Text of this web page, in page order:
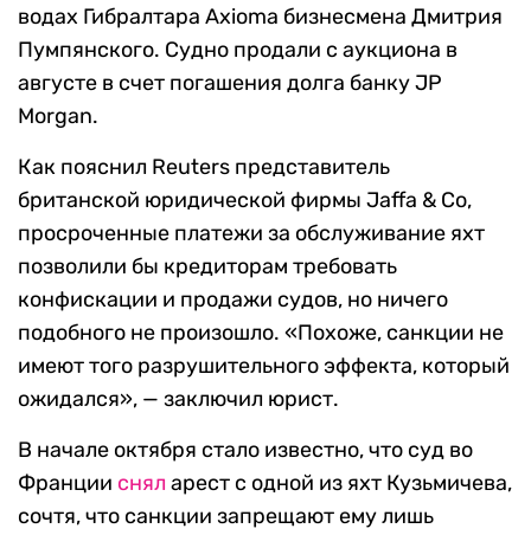
водах Гибралтара Axioma бизнесмена Дмитрия
Пумпянского. Судно продали с аукциона в
августе в счет погашения долга банку JP
Morgan.
Как пояснил Reuters представитель
британской юридической фирмы Jaffa & Co,
просроченные платежи за обслуживание яхт
позволили бы кредиторам требовать
конфискации и продажи судов, но ничего
подобного не произошло. «Похоже, санкции не
имеют того разрушительного эффекта, который
ожидался», — заключил юрист.
В начале октября стало известно, что суд во
Франции снял арест с одной из яхт Кузьмичева,
сочтя, что санкции запрещают ему лишь